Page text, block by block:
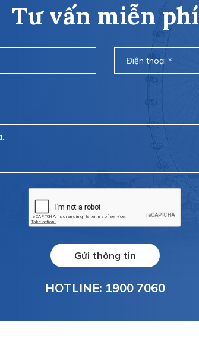
Tư vấn miễn phí
Gửi thông tin
HOTLINE: 1900 7060